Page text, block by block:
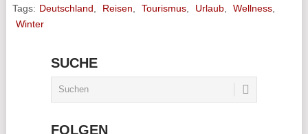
Tags: Deutschland Reisen Tourismus, Urlaub, Wellness,
Winter
SUCHE
FOLGEN